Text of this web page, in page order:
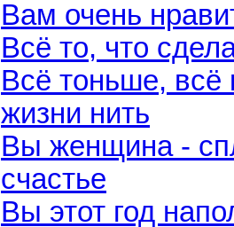
Вам очень
Всё то, что
Всё тоньше, всё
жизни нить
Вы женщина -
счастье
Вы этот год